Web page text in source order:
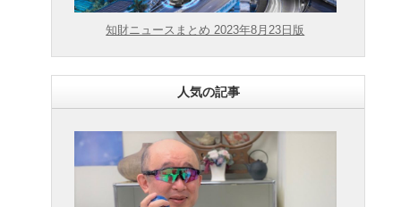
知財ニュースまとめ 2023年8月23日版
人気の記事